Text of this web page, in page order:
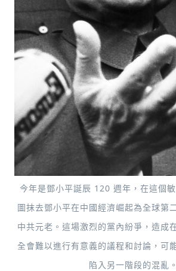
今年是鄧小平誕辰 120 週年，在這個
圖抹去鄧小平在中國經濟崛起為全球第
中共元老。這場激烈的黨內紛爭，造成
全會難以進行有意義的議程和討論，可
陷入另一階段的混亂。